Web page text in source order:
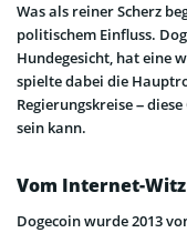
Was als reiner Scherz
politischem Einfluss.
Hundegesicht, hat eine
spielte dabei die
Regierungskreise –
sein kann.
Vom Internet-
Dogecoin wurde 2013